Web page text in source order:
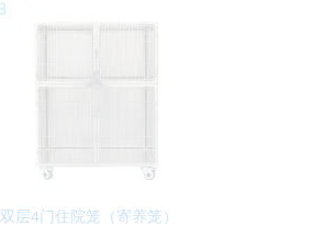
双层4门住院笼（寄养笼）